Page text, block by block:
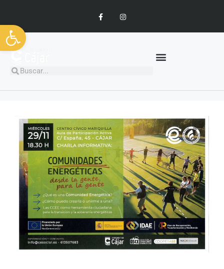
Abrir barra de herramientas